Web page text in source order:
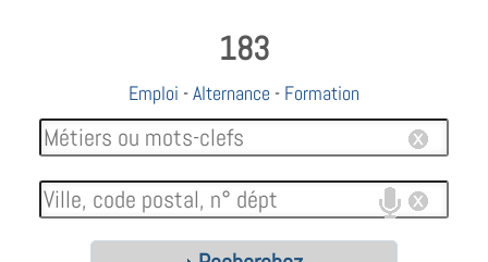
183
Emploi -Alternance - Formation